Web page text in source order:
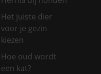
Het juiste dier
voor je gezin
kiezen
Hoe oud wordt
een kat?